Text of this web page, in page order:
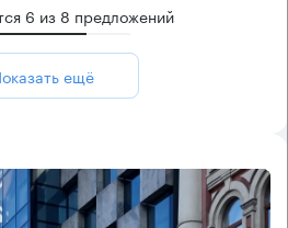
6 из 8 предложений
ещё